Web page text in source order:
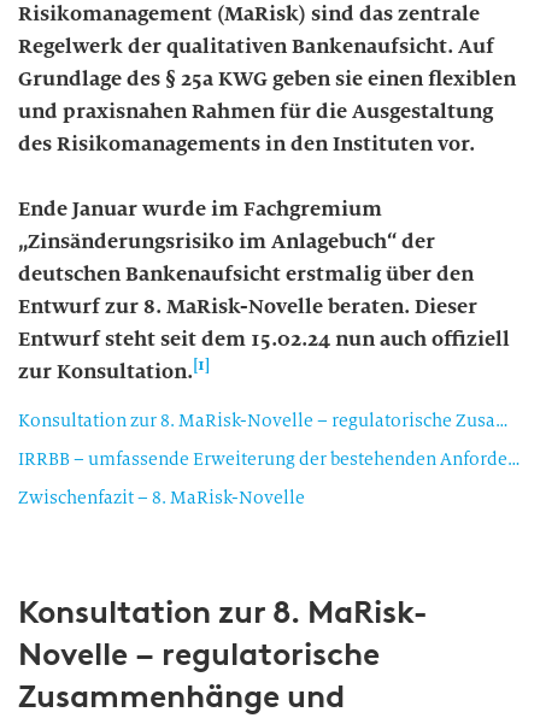
Risikomanagement (MaRisk) sind das zentrale
Regelwerk der qualitativen Bankenaufsicht. Auf
Grundlage des § 25a KWG geben sie einen flexiblen
und praxisnahen Rahmen für die Ausgestaltung
des Risikomanagements in den Instituten vor.
Ende Januar wurde im Fachgremium
„Zinsänderungsrisiko im Anlagebuch“ der
deutschen Bankenaufsicht erstmalig über den
Entwurf zur 8. MaRisk-Novelle beraten. Dieser
Entwurf steht seit dem 15.02.24 nun auch offiziell
zur Konsultation. [1]
Konsultation zur 8. MaRisk-Novelle – regulatorische Zusammenhänge und Einordnung
IRRBB – umfassende Erweiterung der bestehenden Anforderungen
Zwischenfazit – 8. MaRisk-Novelle
Konsultation zur 8. MaRisk-
Novelle – regulatorische
Zusammenhänge und